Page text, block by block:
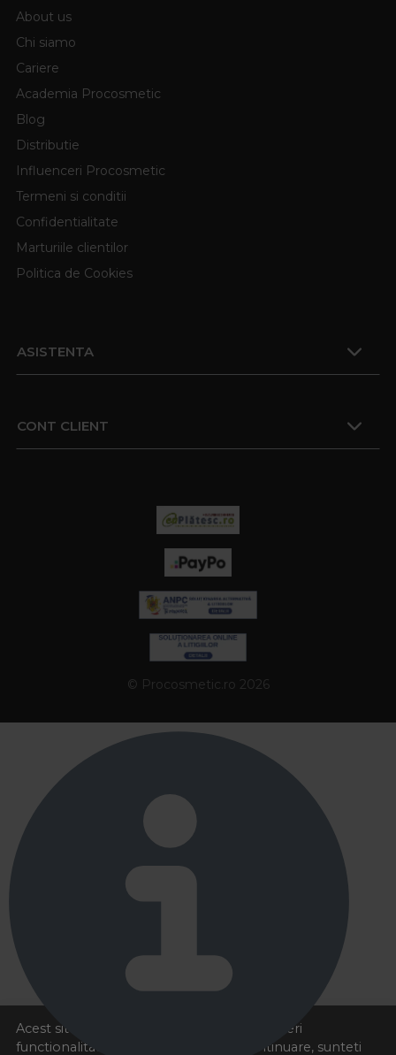
Acest site foloseste cookies pentru a va oferi
functionalitatea dorita. Navigand in continuare, sunteti
About us
Chi siamo
Cariere
Academia Procosmetic
Blog
Distributie
Influenceri Procosmetic
Termeni si conditii
Confidentialitate
Marturiile clientilor
Politica de Cookies
ASISTENTA
CONT CLIENT
© Procosmetic.ro 2026